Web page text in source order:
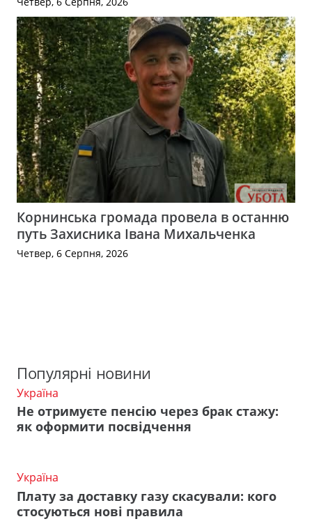
Корнинська громада провела в останню
путь Захисника Івана Михальченка
Четвер, 6 Серпня, 2026
Популярні новини
Україна
Не отримуєте пенсію через брак стажу:
як оформити посвідчення
Україна
Плату за доставку газу скасували: кого
стосуються нові правила